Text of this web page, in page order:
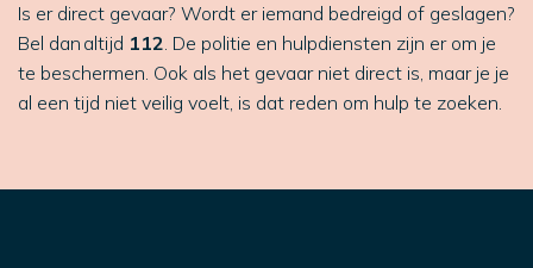
Is er direct gevaar? Wordt er iemand bedreigd of geslagen?
Bel dan altijd 112. De politie en hulpdiensten zijn er om je
te beschermen. Ook als het gevaar niet direct is, maar je je
al een tijd niet veilig voelt, is dat reden om hulp te zoeken.